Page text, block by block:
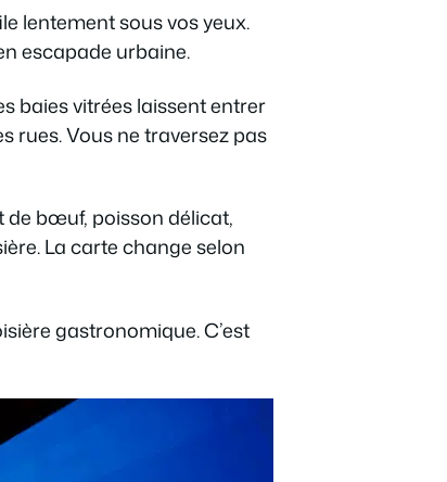
lentement sous vos yeux.
escapade urbaine.
baies vitrées laissent entrer
rues. Vous ne traversez pas
de bœuf, poisson délicat,
La carte change selon
gastronomique. C’est